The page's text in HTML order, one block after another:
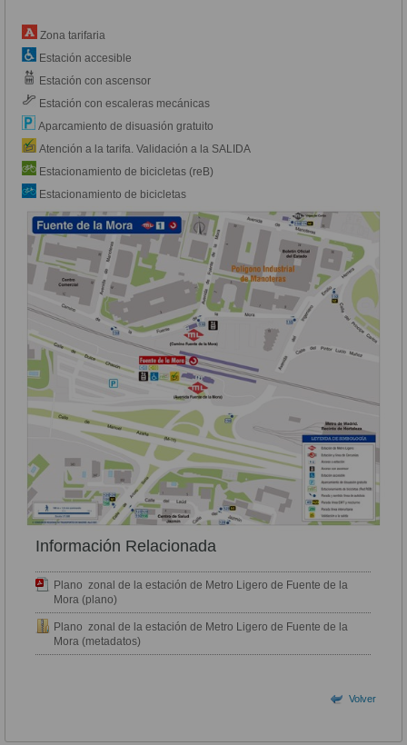
Zona tarifaria
Estación accesible
Estación con ascensor
Estación con escaleras mecánicas
Aparcamiento de disuasión gratuito
Atención a la tarifa. Validación a la SALIDA
Estacionamiento de bicicletas (reB)
Estacionamiento de bicicletas
Información Relacionada
Plano zonal de la estación de Metro Ligero de Fuente de la
Mora (plano)
Plano zonal de la estación de Metro Ligero de Fuente de la
Mora (metadatos)
Volver